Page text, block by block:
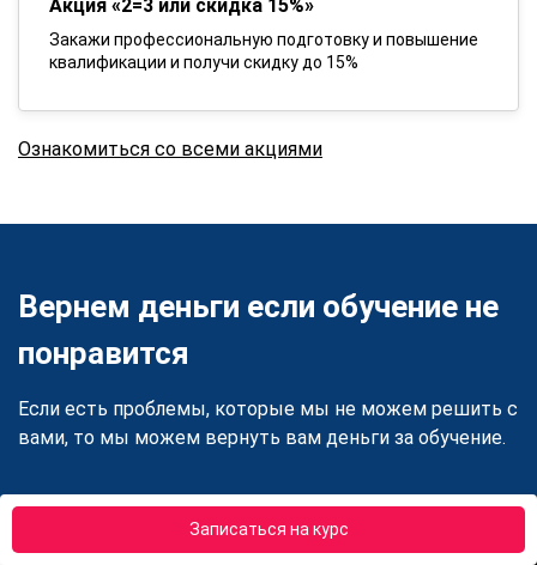
Записаться на курс
Акция «2=3 или скидка 15%»
Закажи профессиональную подготовку и повышение
квалификации и получи скидку до 15%
Ознакомиться со всеми акциями
Вернем деньги если обучение не
понравится
Если есть проблемы, которые мы не можем решить с
вами, то мы можем вернуть вам деньги за обучение.